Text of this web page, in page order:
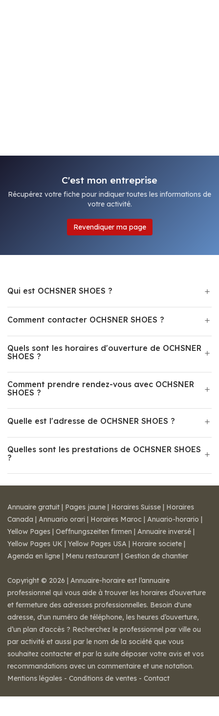
C'est mon entreprise
Récupérez votre fiche pour indiquer toutes les informations de
votre activité.
Revendiquer ma page
Qui est OCHSNER SHOES ?
Comment contacter OCHSNER SHOES ?
Quels sont les horaires d'ouverture de OCHSNER
SHOES ?
Comment prendre rendez-vous avec OCHSNER
SHOES ?
Quelle est l'adresse de OCHSNER SHOES ?
Quelles sont les prestations de OCHSNER SHOES
?
Annuaire gratuit | Pages jaune | Horaires Suisse | Horaires
Canada | Annuario orari | Horaires Maroc | Anuario-horario |
Yellow Pages | Oeffnungszeiten firmen | Annuaire inversé |
Yellow Pages UK | Yellow Pages USA | Horaire societe |
Agenda en ligne | Menu restaurant | Gestion de chantier
Copyright © 2026 | Annuaire-horaire est l’annuaire
professionnel qui vous aide à trouver les horaires d’ouverture
et fermeture des adresses professionnelles. Besoin d'une
adresse, d'un numéro de téléphone, les heures d’ouverture,
d’un plan d'accès ? Recherchez le professionnel par ville ou
par activité et aussi par le nom de la société que vous
souhaitez contacter et par la suite déposer votre avis et vos
recommandations avec un commentaire et une notation.
Mentions légales - Conditions de ventes - Contact